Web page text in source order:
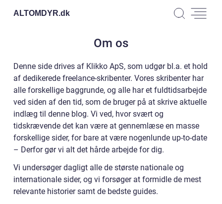
ALTOMDYR.dk
Om os
Denne side drives af Klikko ApS, som udgør bl.a. et hold
af dedikerede freelance-skribenter. Vores skribenter har
alle forskellige baggrunde, og alle har et fuldtidsarbejde
ved siden af den tid, som de bruger på at skrive aktuelle
indlæg til denne blog. Vi ved, hvor svært og
tidskrævende det kan være at gennemlæse en masse
forskellige sider, for bare at være nogenlunde up-to-date
– Derfor gør vi alt det hårde arbejde for dig.
Vi undersøger dagligt alle de største nationale og
internationale sider, og vi forsøger at formidle de mest
relevante historier samt de bedste guides.